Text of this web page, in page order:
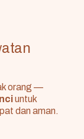
orang —
untuk
dan aman.